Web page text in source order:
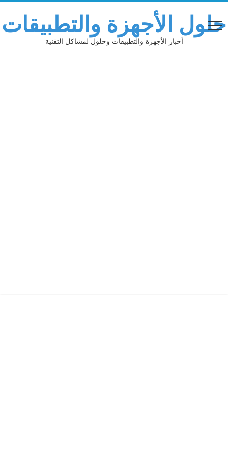
حلول الأجهزة والتطبيقات
أخبار الأجهزة والتطبيقات وحلول لمشاكل التقنية